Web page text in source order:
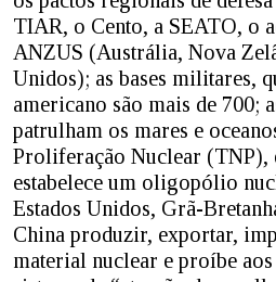
TIAR, o Cento, a SEATO, o
ANZUS (Austrália, Nova
Unidos); as bases militares,
americano são mais de 700;
patrulham os mares e
Proliferação Nuclear (TNP),
estabelece um oligopólio
Estados Unidos, Grã-
China produzir, exportar,
material nuclear e proíbe